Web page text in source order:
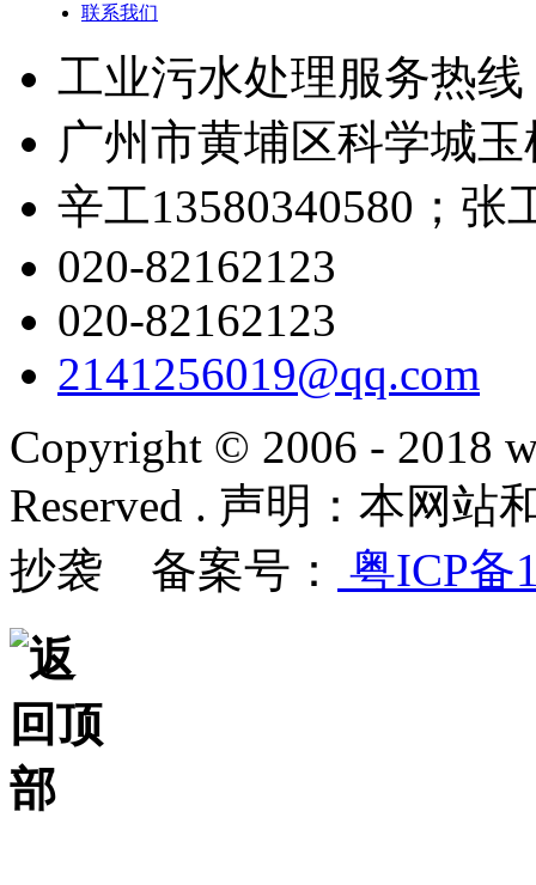
联系我们
工业污水处理服务热线
广州市黄埔区科学城
辛工13580340580；张
020-82162123
020-82162123
2141256019@qq.com
Copyright © 2006 - 2018
Reserved . 声明：本网
抄袭 备案号：
粤ICP备